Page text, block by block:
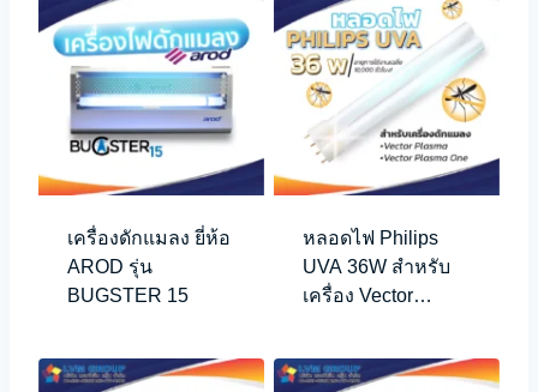
เครื่องดักแมลง ยี่ห้อ
AROD รุ่น
BUGSTER 15
หลอดไฟ Philips
UVA 36W สำหรับ
เครื่อง Vector